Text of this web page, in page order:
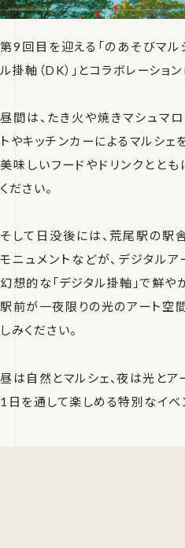
第9回目を迎える「のあそびマル
ル掛軸（DK）」とコラボレーショ
昼間は、たき火や焼きマシュマ
トやキッチンカーによるマルシェ
美味しいフードやドリンクとと
ください。
そして日没後には、荒尾駅の駅
モニュメントなどが、デジタル
幻想的な「デジタル掛軸」で鮮や
駅前が一夜限りの光のアート空
しみください。
昼は自然とマルシェ、夜は光とア
1日を通して楽しめる特別なイベ